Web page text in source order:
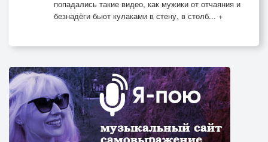
попадались такие видео, как мужики от отчаяния и
безнадёги бьют кулаками в стену, в столб... +